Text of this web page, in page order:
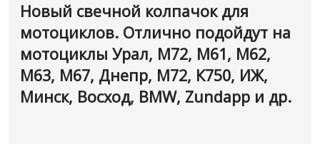
Новый свечной колпачок для
мотоциклов. Отлично подойдут на
мотоциклы Урал, М72, М61, М62,
М63, М67, Днепр, М72, К750, ИЖ,
Минск, Восход, BMW, Zundapp и др.